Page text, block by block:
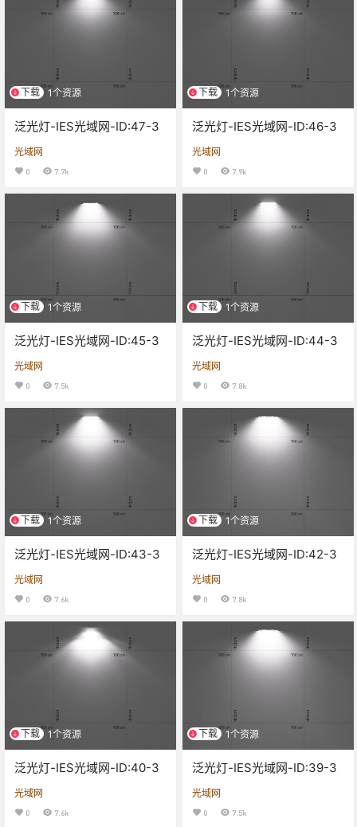
下载 1个资源
泛光灯-IES光域网-ID:47-3
光域网
0 7.7k
下载 1个资源
泛光灯-IES光域网-ID:46-3
光域网
0 7.9k
下载 1个资源
泛光灯-IES光域网-ID:45-3
光域网
0 7.5k
下载 1个资源
泛光灯-IES光域网-ID:44-3
光域网
0 7.8k
下载 1个资源
泛光灯-IES光域网-ID:43-3
光域网
0 7.6k
下载 1个资源
泛光灯-IES光域网-ID:42-3
光域网
0 7.8k
下载 1个资源
泛光灯-IES光域网-ID:40-3
光域网
0 7.6k
下载 1个资源
泛光灯-IES光域网-ID:39-3
光域网
0 7.5k